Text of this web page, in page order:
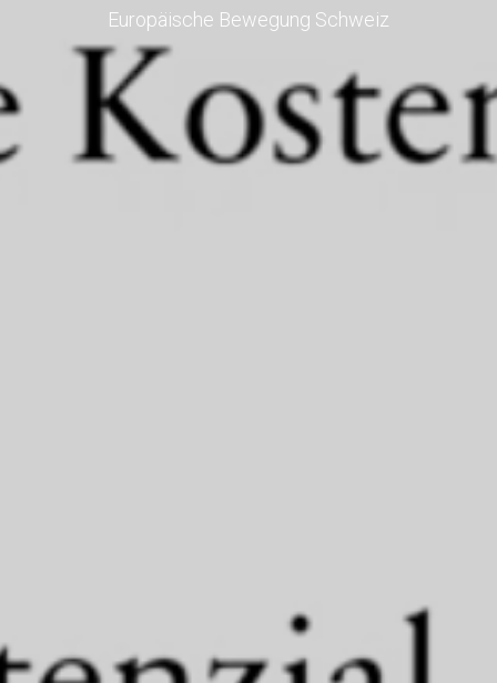
Europäische Bewegung Schweiz